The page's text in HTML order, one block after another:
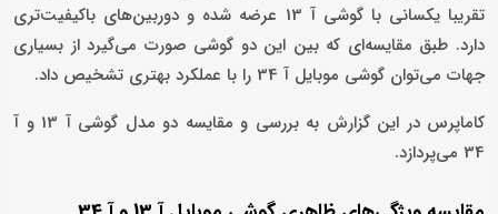
تقریبا یکسانی با گوشی آ 13 عرضه شده و دوربین‌های باکیفیت‌تری
دارد. طبق مقایسه‌ای که بین این دو گوشی صورت می‌گیرد از بسیاری
جهات می‌توان گوشی موبایل آ 34 را با عملکرد بهتری تشخیص داد.
کاماپرس در این گزارش به بررسی و مقایسه دو مدل گوشی آ 13 و آ
34 می‌پردازد.